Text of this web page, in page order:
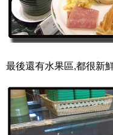
最後還有水果區,都很新